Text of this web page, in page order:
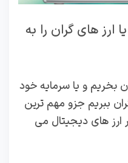
ارز های گران را به
بخریم و یا سرمایه خود
ببریم جزو مهم ترین
ارز های دیجیتال می